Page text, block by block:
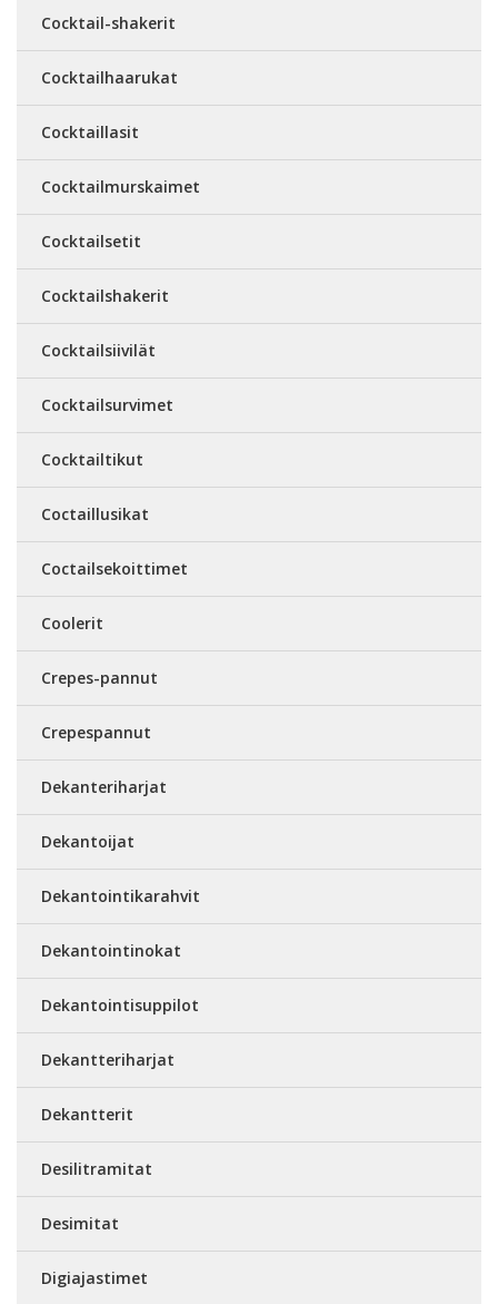
Cocktail-shakerit
Cocktailhaarukat
Cocktaillasit
Cocktailmurskaimet
Cocktailsetit
Cocktailshakerit
Cocktailsiivilät
Cocktailsurvimet
Cocktailtikut
Coctaillusikat
Coctailsekoittimet
Coolerit
Crepes-pannut
Crepespannut
Dekanteriharjat
Dekantoijat
Dekantointikarahvit
Dekantointinokat
Dekantointisuppilot
Dekantteriharjat
Dekantterit
Desilitramitat
Desimitat
Digiajastimet